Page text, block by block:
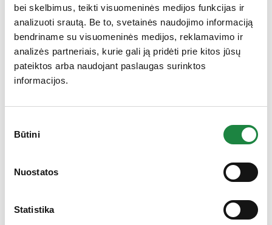
bei skelbimus, teikti visuomeninės medijos funkcijas ir
analizuoti srautą. Be to, svetainės naudojimo informaciją
bendriname su visuomeninės medijos, reklamavimo ir
analizės partneriais, kurie gali ją pridėti prie kitos jūsų
pateiktos arba naudojant paslaugas surinktos
informacijos.
pasirinkimas
Būtini
Nuostatos
Statistika
Rutin forte kaps. N30 Gauk 10% nuolaidą!